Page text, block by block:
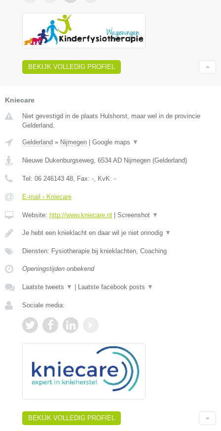
BEKIJK VOLLEDIG PROFIEL
Kniecare
Niet gevestigd in de plaats Hulshorst, maar wel in de provincie
Gelderland.
Gelderland » Nijmegen | Google maps ▼
Nieuwe Dukenburgseweg 6534 AD Nijmegen (Gelderland)
Tel: 06 246143 48 , Fax: - , KvK: -
E-mail › Kniecare
Website: http://www.kniecare.nl | Screenshot ▼
Je hebt een knieklacht en daar wil je niet onnodig ▼
Diensten: Fysiotherapie bij knieklachten, Coaching
Openingstijden onbekend
Laatste tweets ▼ | Laatste facebook posts ▼
Sociale media:
BEKIJK VOLLEDIG PROFIEL